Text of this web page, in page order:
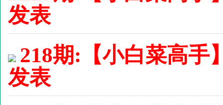
发表
218期:【小白菜高手
发表